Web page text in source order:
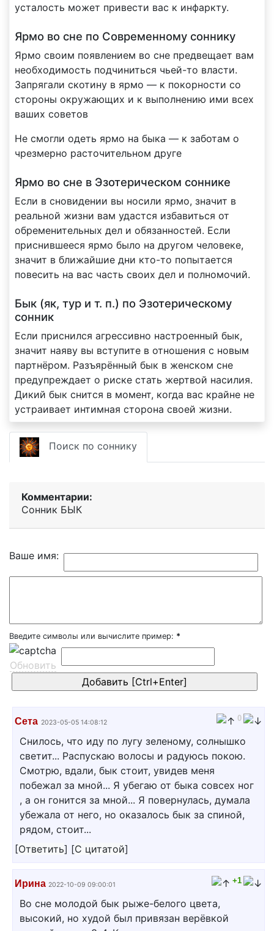
усталость может привести вас к инфаркту.
Ярмо во сне по Современному соннику
Ярмо своим появлением во сне предвещает вам
необходимость подчиниться чьей-то власти.
Запрягали скотину в ярмо — к покорности со
стороны окружающих и к выполнению ими всех
ваших советов
Не смогли одеть ярмо на быка — к заботам о
чрезмерно расточительном друге
Ярмо во сне в Эзотерическом соннике
Если в сновидении вы носили ярмо, значит в
реальной жизни вам удастся избавиться от
обременительных дел и обязанностей. Если
приснившееся ярмо было на другом человеке,
значит в ближайшие дни кто-то попытается
повесить на вас часть своих дел и полномочий.
Бык (як, тур и т. п.) по Эзотерическому
сонник
Если приснился агрессивно настроенный бык,
значит наяву вы вступите в отношения с новым
партнёром. Разъярённый бык в женском сне
предупреждает о риске стать жертвой насилия.
Дикий бык снится в момент, когда вас крайне не
устраивает интимная сторона своей жизни.
Поиск по соннику
Комментарии:
Сонник БЫК
Ваше имя:
Введите символы или вычислите пример: *
Обновить
Сета 2023-05-05 14:08:12 0
Снилось, что иду по лугу зеленому, солнышко
светит... Распускаю волосы и радуюсь покою.
Смотрю, вдали, бык стоит, увидев меня
побежал за мной... Я убегаю от быка совсех ног
, а он гонится за мной... Я повернулась, думала
убежала от него, но оказалось бык за спиной,
рядом, стоит...
[Ответить] [С цитатой]
Ирина 2022-10-09 09:00:01 +1
Во сне молодой бык рыже-белого цвета,
высокий, но худой был привязан верёвкой